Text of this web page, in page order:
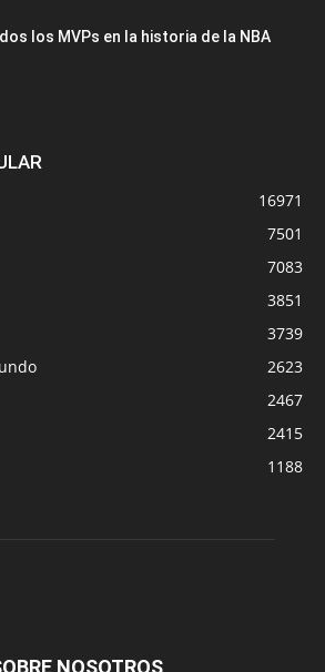
los MVPs en la historia de la NBA
16971
7501
7083
3851
3739
2623
2467
2415
1188
NOSOTROS